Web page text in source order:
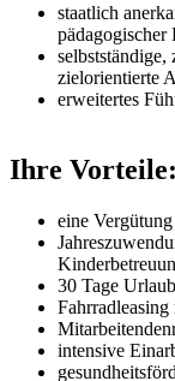
staatlich
pädagogischer
zielorientierte
erweitertes
Ihre Vorteile:
eine
30 Tage Urlaub
intensive